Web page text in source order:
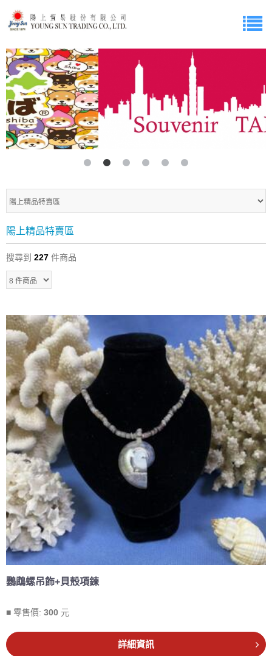
陽上精品特賣區
搜尋到 227 件商品
鸚鵡螺吊飾+貝殼項鍊
■ 零售價: 300 元
詳細資訊